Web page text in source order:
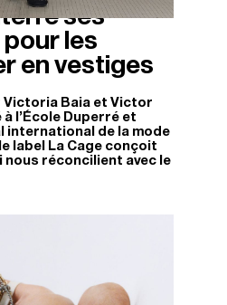
ses
les
en vestiges
Victoria Baia et Victor
l’École Duperré et
international de la mode
label La Cage conçoit
réconcilient avec le